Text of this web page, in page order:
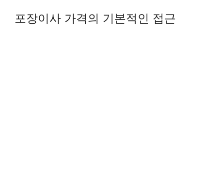
포장이사 가격의 기본적인 접근